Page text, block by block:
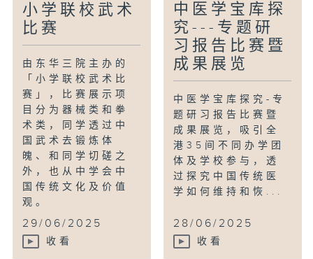
小学联校武术
比赛
由东华三院主办的
「小学联校武术比
赛」，比赛展示项
目分为器械类和拳
术类，同学透过中
国武术去锻炼体
魄、和同学切磋之
外，也从中学会中
国传统文化及价值
观。
29/06/2025
收看
中医学宝库探
究---专题研
习报告比赛暨
成果展览
中医学宝库探究-专
题研习报告比赛暨
成果展览，吸引全
港35间不同办学团
体及学校参与，透
过探究中国传统医
学如何维持和恢...
28/06/2025
收看